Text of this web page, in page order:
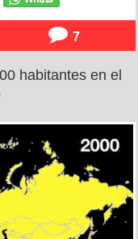
7
habitantes en el